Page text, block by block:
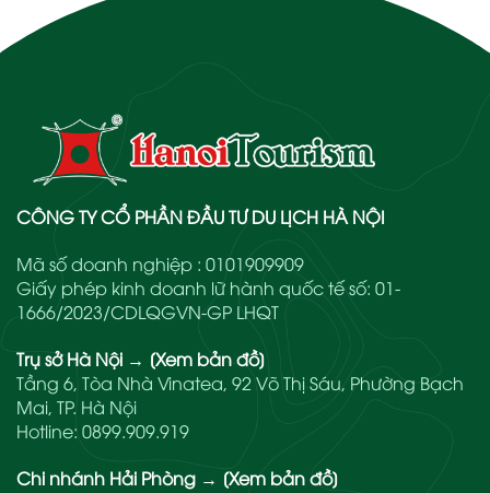
CÔNG TY CỔ PHẦN ĐẦU TƯ DU LỊCH HÀ NỘI
Mã số doanh nghiệp : 0101909909
Giấy phép kinh doanh lữ hành quốc tế số: 01-
1666/2023/CDLQGVN-GP LHQT
Trụ sở Hà Nội → [Xem bản đồ]
Tầng 6, Tòa Nhà Vinatea, 92 Võ Thị Sáu, Phường Bạch
Mai, TP. Hà Nội
Hotline: 0899.909.919
Chi nhánh Hải Phòng → [Xem bản đồ]